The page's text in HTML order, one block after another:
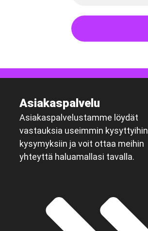
Asiakaspalvelu
Asiakaspalvelustamme löydät
vastauksia useimmin kysyttyihin
kysymyksiin ja voit ottaa meihin
yhteyttä haluamallasi tavalla.